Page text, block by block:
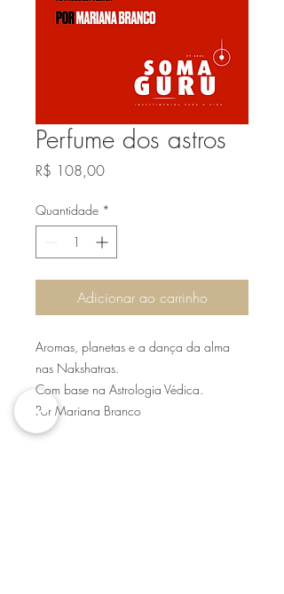
Perfume dos astros
R$ 108,00Preço
Quantidade *
Adicionar ao carrinho
Aromas, planetas e a dança da alma
nas Nakshatras.
Com base na Astrologia Védica.
Por Mariana Branco